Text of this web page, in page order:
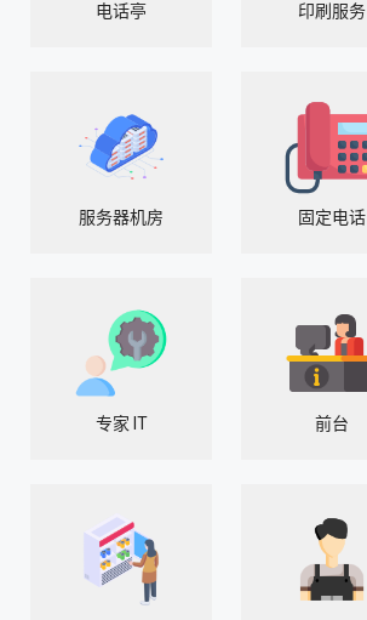
电话亭 印刷服务
服务器机房 固定电话
专家 IT 前台